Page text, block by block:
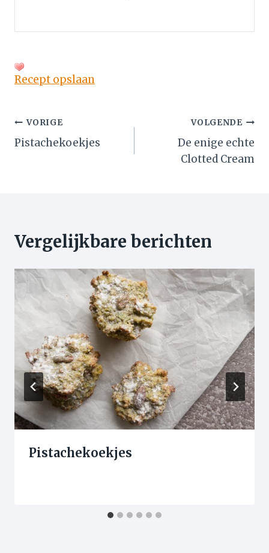
Recept opslaan
Bericht
navigatie
VORIGE
Pistachekoekjes
VOLGENDE
De enige echte
Clotted Cream
Vergelijkbare berichten
Pistachekoekjes